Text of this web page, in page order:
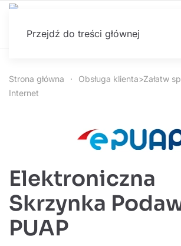
Przejdź do treści głównej
Strona główna
Obsługa klienta>Załatw
Internet
Elektroniczna
Skrzynka
PUAP